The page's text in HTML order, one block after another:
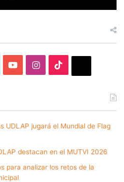
YouTubeInstagram
UDLAP jugará el Mundial de Flag
destacan en el MUTVI 2026
para analizar los retos de la